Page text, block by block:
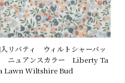
リバティ ウィルトシャーバッ
ニュアンスカラー Liberty Ta
Lawn Wiltshire Bud